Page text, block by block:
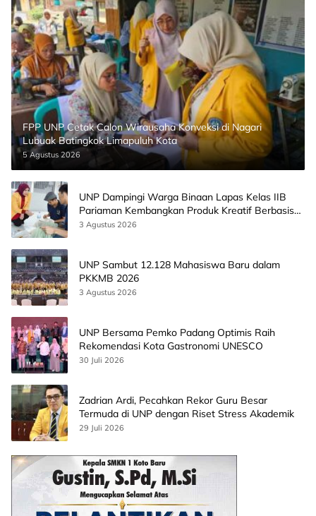
FPP UNP Cetak Calon Wirausaha Konveksi di Nagari
Lubuak Batingkok Limapuluh Kota
5 Agustus 2026
UNP Dampingi Warga Binaan Lapas Kelas IIB
Pariaman Kembangkan Produk Kreatif Berbasis
AI
3 Agustus 2026
UNP Sambut 12.128 Mahasiswa Baru dalam
PKKMB 2026
3 Agustus 2026
UNP Bersama Pemko Padang Optimis Raih
Rekomendasi Kota Gastronomi UNESCO
30 Juli 2026
Zadrian Ardi, Pecahkan Rekor Guru Besar
Termuda di UNP dengan Riset Stress Akademik
29 Juli 2026